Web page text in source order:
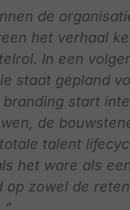
de
het verhaal
In een
staat gepland
start
de
talent
het ware als
op zowel de